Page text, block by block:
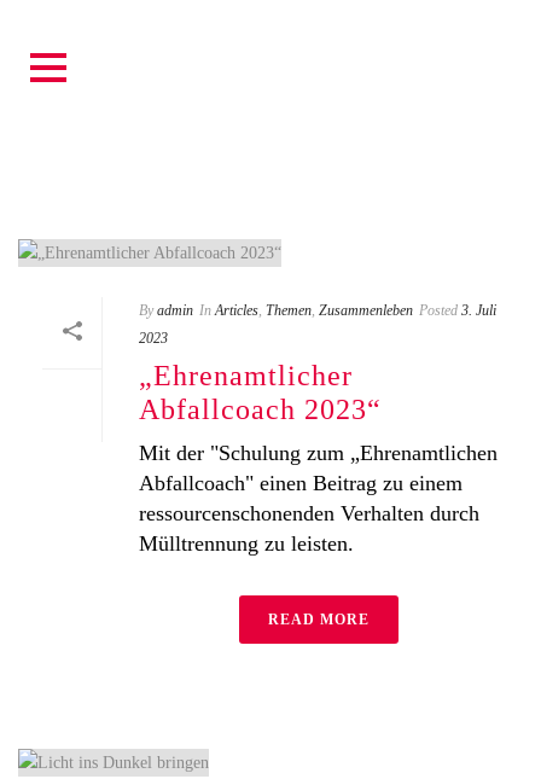
By admin In Articles, Themen, Zusammenleben Posted 3. Juli
2023
„Ehrenamtlicher
Abfallcoach 2023“
Mit der "Schulung zum „Ehrenamtlichen
Abfallcoach" einen Beitrag zu einem
ressourcenschonenden Verhalten durch
Mülltrennung zu leisten.
READ MORE